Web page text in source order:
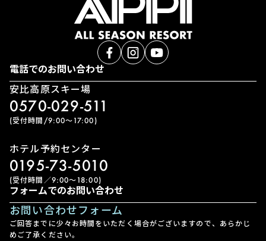
電話でのお問い合わせ
安比高原スキー場
0570-029-511
(受付時間/9:00〜17:00)
ホテル予約センター
0195-73-5010
(受付時間／9:00〜18:00)
フォームでのお問い合わせ
お問い合わせフォーム
ご回答までに少々お時間をいただく場合がございますので、あらかじ
めご了承ください。